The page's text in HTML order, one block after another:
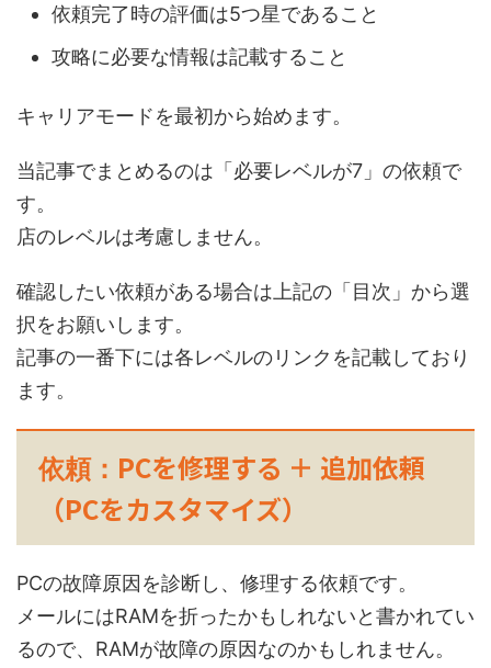
依頼完了時の評価は5つ星であること
攻略に必要な情報は記載すること
キャリアモードを最初から始めます。
当記事でまとめるのは「必要レベルが7」の依頼で
す。
店のレベルは考慮しません。
確認したい依頼がある場合は上記の「目次」から選
択をお願いします。
記事の一番下には各レベルのリンクを記載しており
ます。
依頼： PCを修理する ＋ 追加依頼
（PCをカスタマイズ）
PCの故障原因を診断し、修理する依頼です。
メールにはRAMを折ったかもしれないと書かれてい
るので、RAMが故障の原因なのかもしれません。